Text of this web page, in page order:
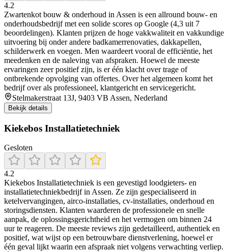
4.2
Zwartenkot bouw & onderhoud in Assen is een allround bouw- en
onderhoudsbedrijf met een solide scores op Google (4,3 uit 7
beoordelingen). Klanten prijzen de hoge vakkwaliteit en vakkundige
uitvoering bij onder andere badkamerrenovaties, dakkapellen,
schilderwerk en voegen. Men waardeert vooral de efficiëntie, het
meedenken en de naleving van afspraken. Hoewel de meeste
ervaringen zeer positief zijn, is er één klacht over trage of
ontbrekende opvolging van offertes. Over het algemeen komt het
bedrijf over als professioneel, klantgericht en servicegericht.
Stelmakerstraat 13J, 9403 VB Assen, Nederland
Bekijk details
Kiekebos Installatietechniek
Gesloten
4.2
Kiekebos Installatietechniek is een gevestigd loodgieters- en
installatietechniekbedrijf in Assen. Ze zijn gespecialiseerd in
ketelvervangingen, airco-installaties, cv-installaties, onderhoud en
storingsdiensten. Klanten waarderen de professionele en snelle
aanpak, de oplossingsgerichtheid en het vermogen om binnen 24
uur te reageren. De meeste reviews zijn gedetailleerd, authentiek en
positief, wat wijst op een betrouwbare dienstverlening, hoewel er
één geval lijkt waarin een afspraak niet volgens verwachting verliep.